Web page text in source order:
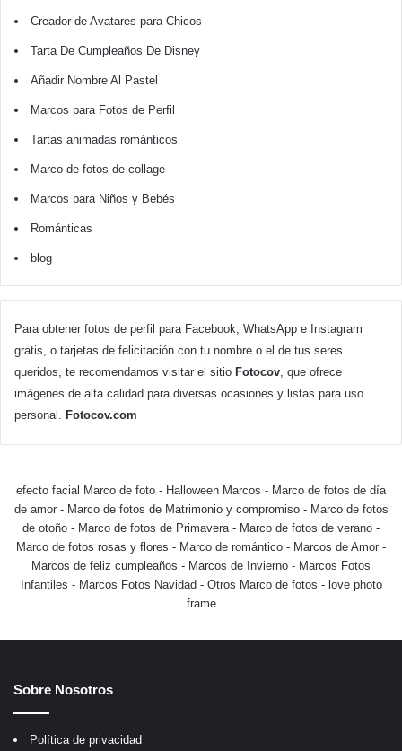
Creador de Avatares para Chicos
Tarta De Cumpleaños De Disney
Añadir Nombre Al Pastel
Marcos para Fotos de Perfil
Tartas animadas románticos
Marco de fotos de collage
Marcos para Niños y Bebés
Románticas
blog
Para obtener fotos de perfil para Facebook, WhatsApp e Instagram
gratis, o tarjetas de felicitación con tu nombre o el de tus seres
queridos, te recomendamos visitar el sitio Fotocov, que ofrece
imágenes de alta calidad para diversas ocasiones y listas para uso
personal. Fotocov.com
efecto facial Marco de foto - Halloween Marcos - Marco de fotos de día
de amor- Marco de fotos de Matrimonio y compromiso- Marco de fotos
de otoño - Marco de fotos de Primavera- Marco de fotos de verano -
Marco de fotos rosas y flores - Marco de romántico - Marcos de Amor -
Marcos de feliz cumpleaños - Marcos de Invierno - Marcos Fotos
Infantiles - Marcos Fotos Navidad - Otros Marco de fotos - love photo
frame
Sobre Nosotros
Política de privacidad